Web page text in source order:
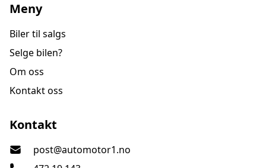
Meny
Biler til salgs
Selge bilen?
Om oss
Kontakt oss
Kontakt
post@automotor1.no